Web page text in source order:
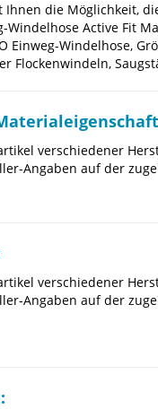
Ihnen die Möglichkeit,
Windelhose Active Fit
Einweg-Windelhose,
Flockenwindeln,
verschiedener
Angaben auf der
verschiedener
Angaben auf der